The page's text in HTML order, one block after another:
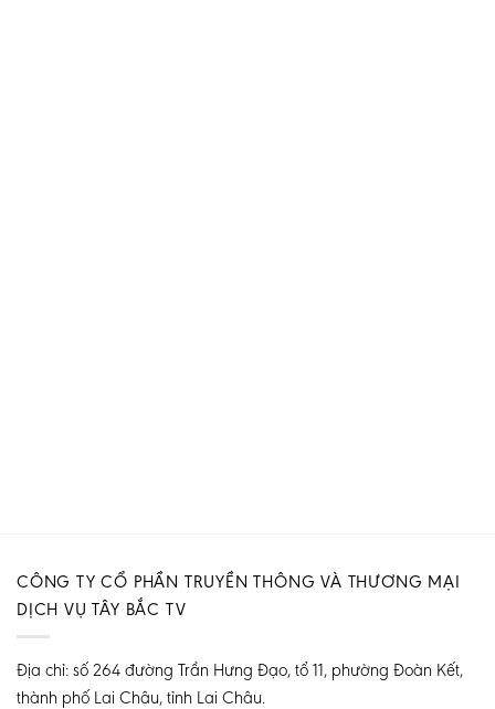
CÔNG TY CỔ PHẦN TRUYỀN THÔNG VÀ THƯƠNG MẠI
DỊCH VỤ TÂY BẮC TV
Địa chỉ: số 264 đường Trần Hưng Đạo, tổ 11, phường Đoàn Kết,
thành phố Lai Châu, tỉnh Lai Châu.